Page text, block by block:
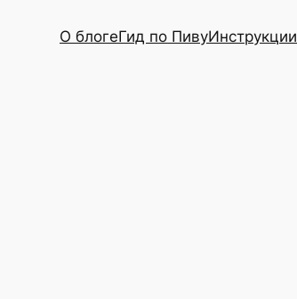
О блогеГид по ПивуИнструкции